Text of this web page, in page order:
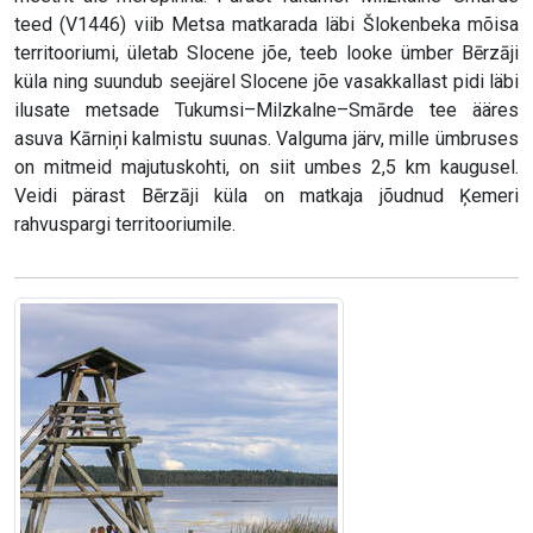
teed (V1446) viib Metsa matkarada läbi Šlokenbeka mõisa
territooriumi, ületab Slocene jõe, teeb looke ümber Bērzāji
küla ning suundub seejärel Slocene jõe vasakkallast pidi läbi
ilusate metsade Tukumsi–Milzkalne–Smārde tee ääres
asuva Kārniņi kalmistu suunas. Valguma järv, mille ümbruses
on mitmeid majutuskohti, on siit umbes 2,5 km kaugusel.
Veidi pärast Bērzāji küla on matkaja jõudnud Ķemeri
rahvuspargi territooriumile.